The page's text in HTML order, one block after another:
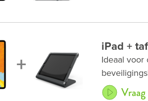
+
iPad +
Ideaal voor